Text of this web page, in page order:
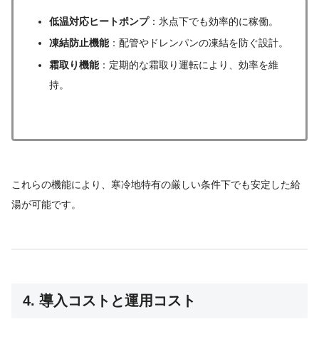
低温対応ヒートポンプ：氷点下でも効率的に稼働。
凍結防止機能：配管やドレンパンの凍結を防ぐ設計。
霜取り機能：定期的な霜取り運転により、効率を維
持。
これらの機能により、寒冷地特有の厳しい条件下でも安定した給
湯が可能です。
4. 導入コストと運用コスト